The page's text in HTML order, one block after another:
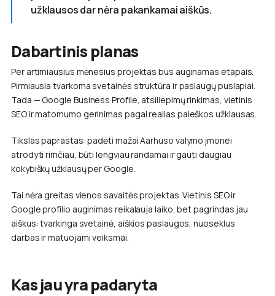
užklausos dar nėra pakankamai aiškūs.
Dabartinis planas
Per artimiausius mėnesius projektas bus auginamas etapais.
Pirmiausia tvarkoma svetainės struktūra ir paslaugų puslapiai.
Tada — Google Business Profile, atsiliepimų rinkimas, vietinis
SEO ir matomumo gerinimas pagal realias paieškos užklausas.
Tikslas paprastas: padėti mažai Aarhuso valymo įmonei
atrodyti rimčiau, būti lengviau randamai ir gauti daugiau
kokybiškų užklausų per Google.
Tai nėra greitas vienos savaitės projektas. Vietinis SEO ir
Google profilio auginimas reikalauja laiko, bet pagrindas jau
aiškus: tvarkinga svetainė, aiškios paslaugos, nuoseklus
darbas ir matuojami veiksmai.
Kas jau yra padaryta